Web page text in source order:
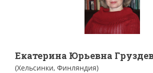
Екатерина Юрьевна
(Хельсинки, Финляндия)